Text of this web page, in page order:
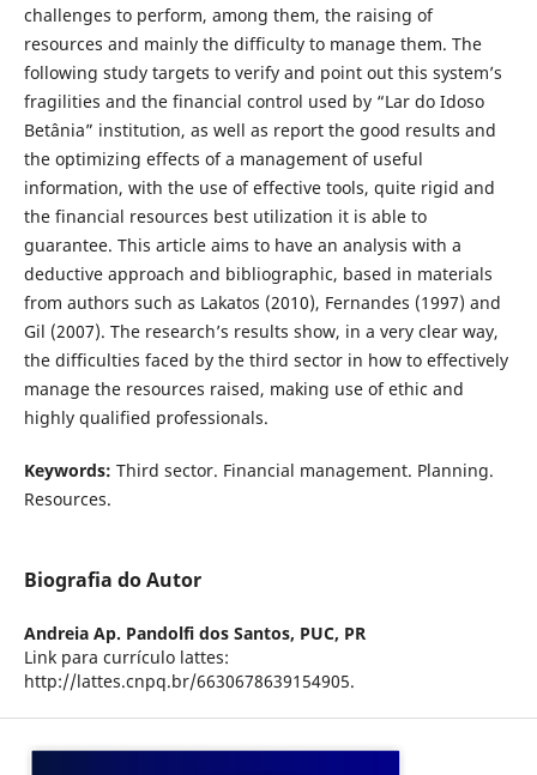
challenges to perform, among them, the raising of
resources and mainly the difficulty to manage them. The
following study targets to verify and point out this system’s
fragilities and the financial control used by “Lar do Idoso
Betânia” institution, as well as report the good results and
the optimizing effects of a management of useful
information, with the use of effective tools, quite rigid and
the financial resources best utilization it is able to
guarantee. This article aims to have an analysis with a
deductive approach and bibliographic, based in materials
from authors such as Lakatos (2010), Fernandes (1997) and
Gil (2007). The research’s results show, in a very clear way,
the difficulties faced by the third sector in how to effectively
manage the resources raised, making use of ethic and
highly qualified professionals.
Keywords: Third sector. Financial management. Planning.
Resources.
Biografia do Autor
Andreia Ap. Pandolfi dos Santos, PUC, PR
Link para currículo lattes:
http://lattes.cnpq.br/6630678639154905.